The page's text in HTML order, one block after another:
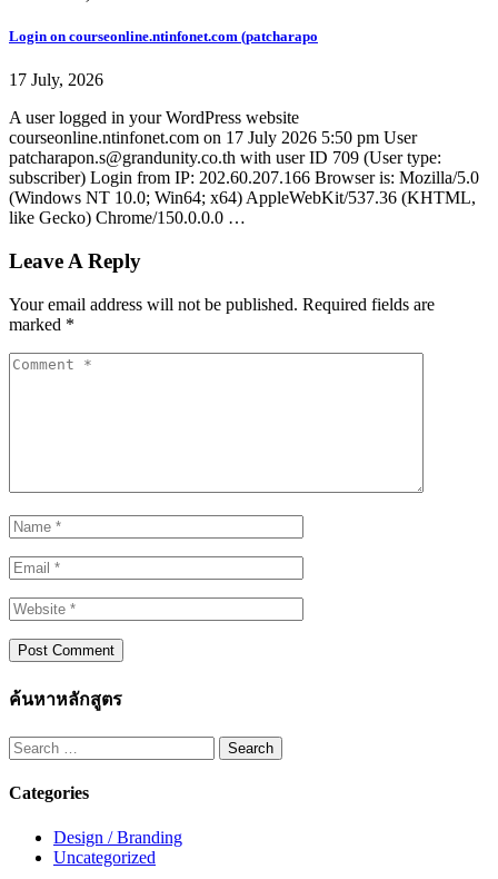
Login on courseonline.ntinfonet.com (patcharapo
17 July, 2026
A user logged in your WordPress website
courseonline.ntinfonet.com on 17 July 2026 5:50 pm User
patcharapon.s@grandunity.co.th with user ID 709 (User type:
subscriber) Login from IP: 202.60.207.166 Browser is: Mozilla/5.0
(Windows NT 10.0; Win64; x64) AppleWebKit/537.36 (KHTML,
like Gecko) Chrome/150.0.0.0 …
Leave A Reply
Your email address will not be published. Required fields are
marked *
ค้นหาหลักสูตร
Search
for:
Categories
Design / Branding
Uncategorized